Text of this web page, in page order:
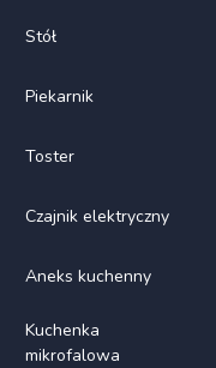
Stół
Piekarnik
Toster
Czajnik elektryczny
Aneks kuchenny
Kuchenka
mikrofalowa